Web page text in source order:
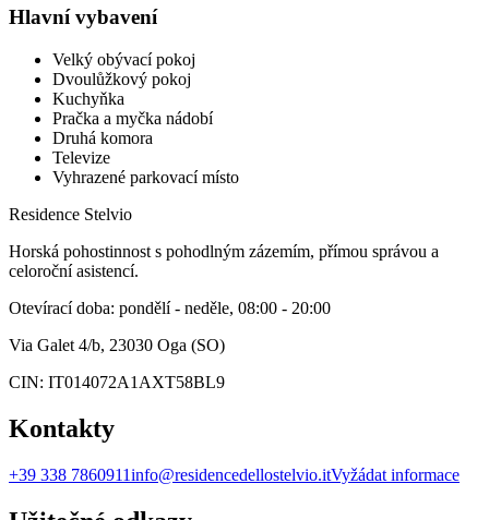
Hlavní vybavení
Velký obývací pokoj
Dvoulůžkový pokoj
Kuchyňka
Pračka a myčka nádobí
Druhá komora
Televize
Vyhrazené parkovací místo
Residence Stelvio
Horská pohostinnost s pohodlným zázemím, přímou správou a
celoroční asistencí.
Otevírací doba: pondělí - neděle, 08:00 - 20:00
Via Galet 4/b, 23030 Oga (SO)
CIN: IT014072A1AXT58BL9
Kontakty
+39 338 7860911info@residencedellostelvio.itVyžádat informace